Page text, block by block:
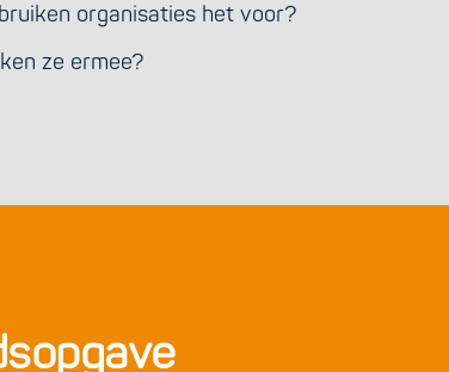
organisaties het voor?
ze ermee?